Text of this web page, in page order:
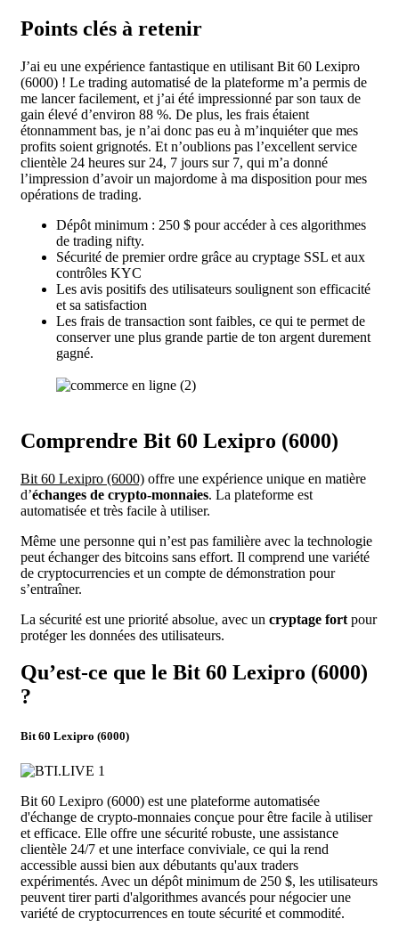
Points clés à retenir
J’ai eu une expérience fantastique en utilisant Bit 60 Lexipro
(6000) ! Le trading automatisé de la plateforme m’a permis de
me lancer facilement, et j’ai été impressionné par son taux de
gain élevé d’environ 88 %. De plus, les frais étaient
étonnamment bas, je n’ai donc pas eu à m’inquiéter que mes
profits soient grignotés. Et n’oublions pas l’excellent service
clientèle 24 heures sur 24, 7 jours sur 7, qui m’a donné
l’impression d’avoir un majordome à ma disposition pour mes
opérations de trading.
Dépôt minimum : 250 $ pour accéder à ces algorithmes
de trading nifty.
Sécurité de premier ordre grâce au cryptage SSL et aux
contrôles KYC
Les avis positifs des utilisateurs soulignent son efficacité
et sa satisfaction
Les frais de transaction sont faibles, ce qui te permet de
conserver une plus grande partie de ton argent durement
gagné.
Comprendre Bit 60 Lexipro (6000)
Bit 60 Lexipro (6000) offre une expérience unique en matière
d’échanges de crypto-monnaies. La plateforme est
automatisée et très facile à utiliser.
Même une personne qui n’est pas familière avec la technologie
peut échanger des bitcoins sans effort. Il comprend une variété
de cryptocurrencies et un compte de démonstration pour
s’entraîner.
La sécurité est une priorité absolue, avec un cryptage fort pour
protéger les données des utilisateurs.
Qu’est-ce que le Bit 60 Lexipro (6000)
?
Bit 60 Lexipro (6000)
Bit 60 Lexipro (6000) est une plateforme automatisée
d'échange de crypto-monnaies conçue pour être facile à utiliser
et efficace. Elle offre une sécurité robuste, une assistance
clientèle 24/7 et une interface conviviale, ce qui la rend
accessible aussi bien aux débutants qu'aux traders
expérimentés. Avec un dépôt minimum de 250 $, les utilisateurs
peuvent tirer parti d'algorithmes avancés pour négocier une
variété de cryptocurrences en toute sécurité et commodité.